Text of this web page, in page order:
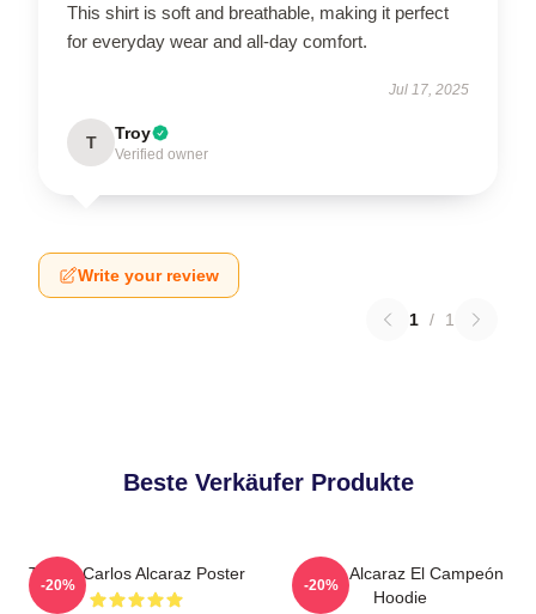
This shirt is soft and breathable, making it perfect
for everyday wear and all-day comfort.
Jul 17, 2025
T Troy
Verified owner
Write your review
1 / 1
Beste Verkäufer Produkte
Tennis Carlos Alcaraz Poster
-20%
Carlos Alcaraz El Campeón
Hoodie
-20%